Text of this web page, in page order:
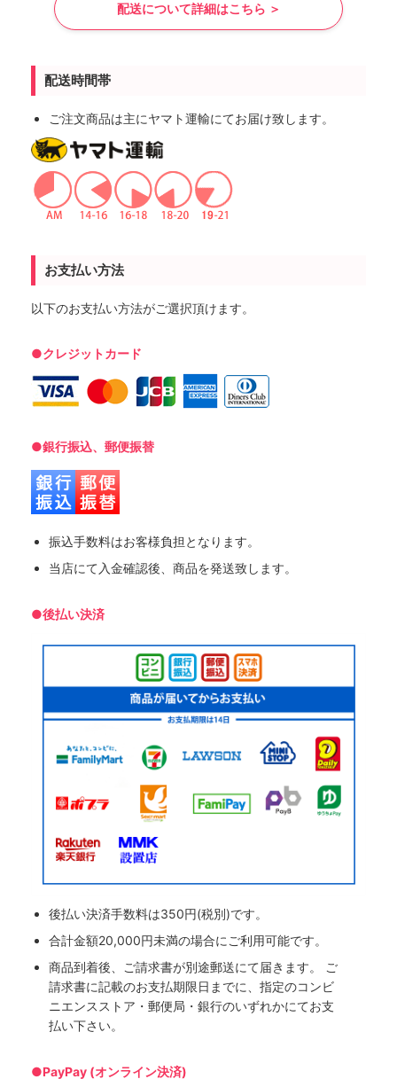
配送について詳細はこちら ＞
配送時間帯
ご注文商品は主にヤマト運輸にてお届け致します。
お支払い方法
以下のお支払い方法がご選択頂けます。
●クレジットカード
●銀行振込、郵便振替
振込手数料はお客様負担となります。
当店にて入金確認後、商品を発送致します。
●後払い決済
後払い決済手数料は350円(税別)です。
合計金額20,000円未満の場合にご利用可能です。
商品到着後、ご請求書が別途郵送にて届きます。 ご
請求書に記載のお支払期限日までに、指定のコンビ
ニエンスストア・郵便局・銀行のいずれかにてお支
払い下さい。
●PayPay (オンライン決済)